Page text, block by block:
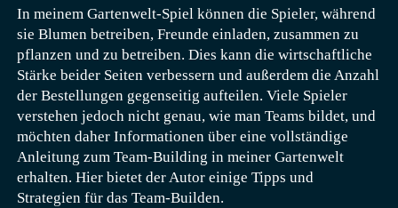
Bereichen. ————— Kontaktiere uns:
ser@babybus.com Besuche uns:
http://www.babybus.comEs gibt ein neues
Einkaufszentrum in Little Pandas Stadt!
Kleidungsladen, Musikrestaurant, Eiscafé... Alle Arten
von Geschäften sind verfügbar. Kommt und seht es
euch an! MODE & KLEIDUNGSLADEN Im
Kleidungsladen gibt es Neuheiten!
Prinzessinnenkleider, Sonnenhüte, Kettenhandtaschen...
Die beliebtesten Artikel sind zum Verkauf angeboten.
In meinem Gartenwelt-Spiel können die Spieler, während
sie Blumen betreiben, Freunde einladen, zusammen zu
pflanzen und zu betreiben. Dies kann die wirtschaftliche
Stärke beider Seiten verbessern und außerdem die Anzahl
der Bestellungen gegenseitig aufteilen. Viele Spieler
verstehen jedoch nicht genau, wie man Teams bildet, und
möchten daher Informationen über eine vollständige
Anleitung zum Team-Building in meiner Gartenwelt
erhalten. Hier bietet der Autor einige Tipps und
Strategien für das Team-Builden.